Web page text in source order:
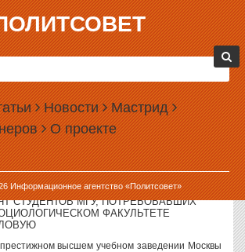
Новости Мастрид
О проекте
Информационное агентство «Политсовет»
ВУЗА ПОЛУЧАТ СОТНИ МИЛЛИОНОВ
ИННОВАЦИОННЫХ ПРОЕКТОВ
образования и науки РФ Андрей Фурсенко
конкурса инновационных программ развития
в рамках национального проекта
вузов...
СТУДЕНТОВ МГУ, ПОТРЕБОВАВШИХ
ФАКУЛЬТЕТЕ
высшем учебном заведении Москвы